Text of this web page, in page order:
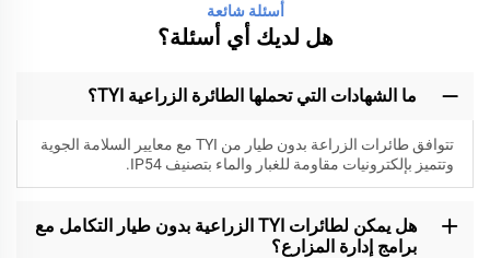
أسئلة شائعة
هل لديك أي أسئلة؟
ما الشهادات التي تحملها الطائرة الزراعية TYI؟
تتوافق طائرات الزراعة بدون طيار من TYI مع معايير السلامة الجوية
وتتميز بإلكترونيات مقاومة للغبار والماء بتصنيف IP54.
هل يمكن لطائرات TYI الزراعية بدون طيار التكامل مع
برامج إدارة المزارع؟